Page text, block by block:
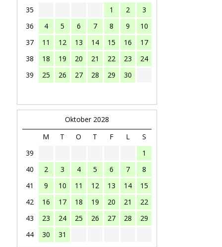
35
1 2
3
36
4 5 6 7 8 9
10
37
11 12 13 14 15 16
17
38
18 19 20 21 22 23
24
39
25 26 27 28 29 30
Oktober 2028
M
T O T F L
S
39
1
40
2 3 4 5 6 7
8
41
9 10 11 12 13 14
15
42
16 17 18 19 20 21
22
43
23 24 25 26 27 28
29
44
30 31